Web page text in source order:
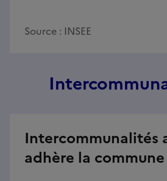
Source : INSEE
Intercommunalités
adhère la commune